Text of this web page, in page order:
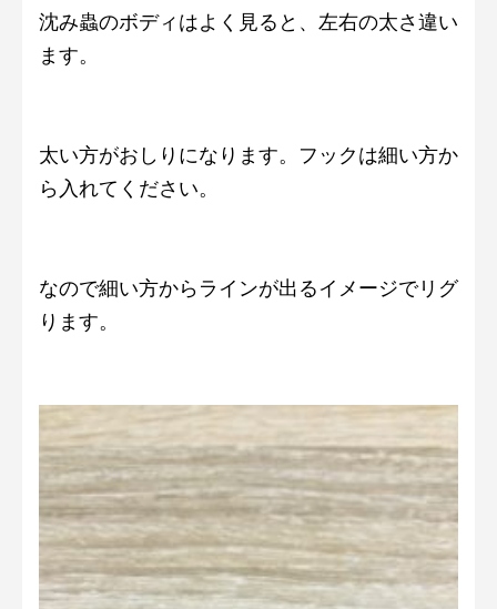
沈み蟲のボディはよく見ると、左右の太さ違い
ます。
太い方がおしりになります。フックは細い方か
ら入れてください。
なので細い方からラインが出るイメージでリグ
ります。